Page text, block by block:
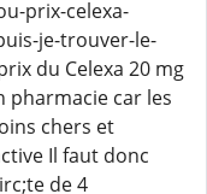
prix-celexa-
je-trouver-le-
du Celexa 20 mg
pharmacie car les
chers et
Il faut donc
de 4